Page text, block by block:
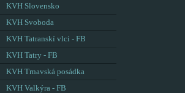
KVH Slovensko
KVH Svoboda
KVH Tatranskí vlci - FB
KVH Tatry - FB
KVH Trnavská posádka
KVH Valkýra - FB